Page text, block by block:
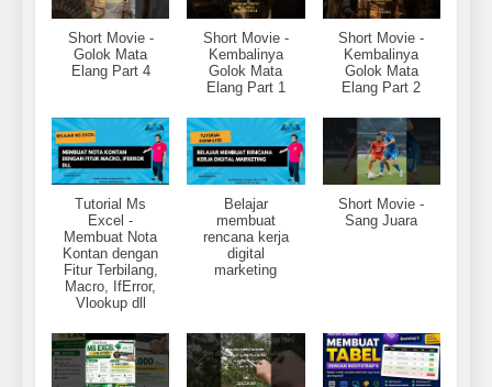
Short Movie -
Golok Mata
Elang Part 4
Short Movie -
Kembalinya
Golok Mata
Elang Part 1
Short Movie -
Kembalinya
Golok Mata
Elang Part 2
Tutorial Ms
Excel -
Membuat Nota
Kontan dengan
Fitur Terbilang,
Macro, IfError,
Vlookup dll
Belajar
membuat
rencana kerja
digital
marketing
Short Movie -
Sang Juara